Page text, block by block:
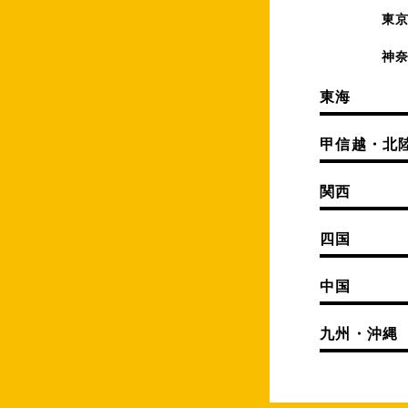
東
神
東海
甲信越・北
関西
四国
中国
九州・沖縄